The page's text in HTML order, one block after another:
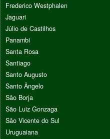
Frederico Westphalen
Jaguari
Júlio de Castilhos
Panambi
Santa Rosa
Santiago
Santo Augusto
Santo Ângelo
São Borja
São Luiz Gonzaga
São Vicente do Sul
Uruguaiana